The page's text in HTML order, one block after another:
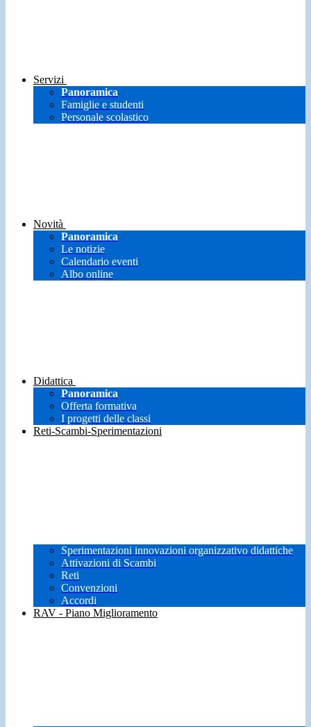
Servizi
Panoramica
Famiglie e studenti
Personale scolastico
Novità
Panoramica
Le notizie
Calendario eventi
Albo online
Didattica
Panoramica
Offerta formativa
I progetti delle classi
Reti-Scambi-Sperimentazioni
Sperimentazioni innovazioni organizzativo didattiche
Attivazioni di Scambi
Reti
Convenzioni
Accordi
RAV - Piano Miglioramento